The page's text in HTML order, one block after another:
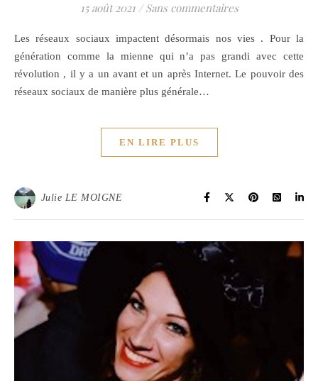
15 août 2021 / Sans commentaires
Les réseaux sociaux impactent désormais nos vies . Pour la
génération comme la mienne qui n’a pas grandi avec cette
révolution , il y a un avant et un après Internet. Le pouvoir des
réseaux sociaux de manière plus générale…
EN LIRE PLUS
Julie LE MOIGNE